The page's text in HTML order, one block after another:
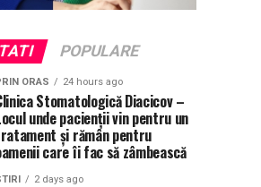
POPULARE
ORAS 24 hours ago
Stomatologică Diacicov –
unde pacienții vin pentru un
și rămân pentru
care îi fac să zâmbească
2 days ago